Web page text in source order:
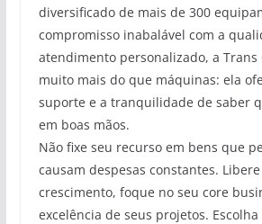
diversificado de mais de 300
compromisso inabalável com a
atendimento personalizado, a Trans
muito mais do que máquinas: ela
suporte e a tranquilidade de saber
em boas mãos.
Não fixe seu recurso em bens que
causam despesas constantes.
crescimento, foque no seu core
excelência de seus projetos.